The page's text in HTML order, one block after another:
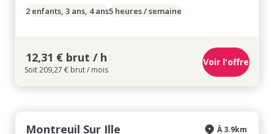
2 enfants, 3 ans, 4 ans5 heures / semaine
12,31 € brut / h
Soit 209,27 € brut / mois
Voir l'offre
Montreuil Sur Ille
À 3.9km